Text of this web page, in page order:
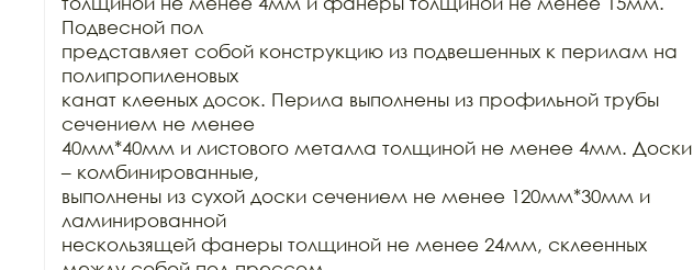
Подвесной пол
представляет собой конструкцию из подвешенных к перилам на
полипропиленовых
канат клееных досок. Перила выполнены из профильной трубы
сечением не менее
40мм*40мм и листового металла толщиной не менее 4мм. Доски
– комбинированные,
выполнены из сухой доски сечением не менее 120мм*30мм и
ламинированной
нескользящей фанеры толщиной не менее 24мм, склеенных